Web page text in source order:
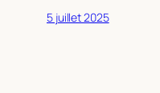
5 juillet 2025